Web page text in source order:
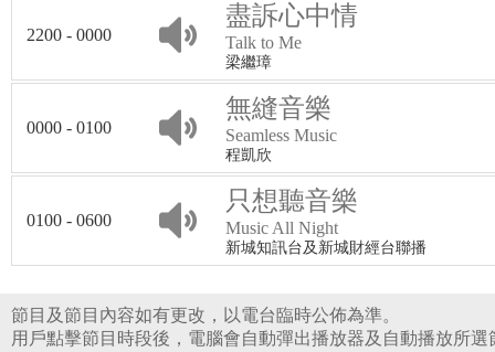
2200 - 0000
盡訴心中情
Talk to Me
梁繼璋
0000 - 0100
無縫音樂
Seamless Music
程凱欣
0100 - 0600
只想聽音樂
Music All Night
新城知訊台及新城財經台聯播
節目及節目內容如有更改，以電台臨時公佈為準。
用戶點擊節目時段後，電腦會自動彈出播放器及自動播放所選